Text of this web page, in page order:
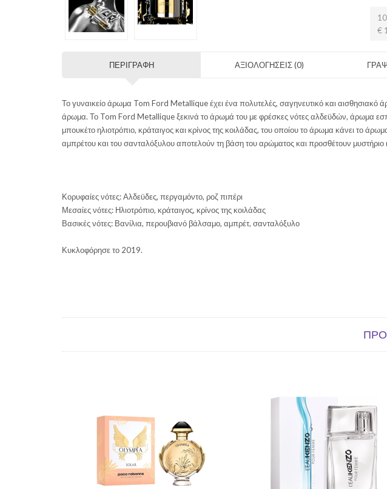
€
ΠΕΡΙΓΡΑΦΉ ΑΞΙΟΛΟΓΉΣΕΙΣ (0)
Το γυναικείο άρωμα Tom Ford Metallique έχει ένα πολυτελές, σαγηνευτικό και
άρωμα. Το Tom Ford Metallique ξεκινά το άρωμά του με φρέσκες νότες αλδεϋδών, άρωμα
μπουκέτο ηλιοτρόπιο, κράταιγος και κρίνος της κοιλάδας, του οποίου το άρωμα κάνει το
αμπρέτου και του σανταλόξυλου αποτελούν τη βάση του αρώματος και προσθέτουν
Κορυφαίες νότες: Αλδεϋδες, περγαμόντο, ροζ πιπέρι
Μεσαίες νότες: Ηλιοτρόπιο, κράταιγος, κρίνος της κοιλάδας
Βασικές νότες: Βανίλια, περουβιανό βάλσαμο, αμπρέτ, σανταλόξυλο
Κυκλοφόρησε το 2019.